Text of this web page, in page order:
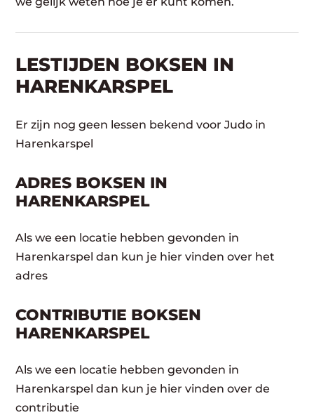
LESTIJDEN BOKSEN IN
HARENKARSPEL
Er zijn nog geen lessen bekend voor Judo in
Harenkarspel
ADRES BOKSEN IN
HARENKARSPEL
Als we een locatie hebben gevonden in
Harenkarspel dan kun je hier vinden over het
adres
CONTRIBUTIE BOKSEN
HARENKARSPEL
Als we een locatie hebben gevonden in
Harenkarspel dan kun je hier vinden over de
contributie